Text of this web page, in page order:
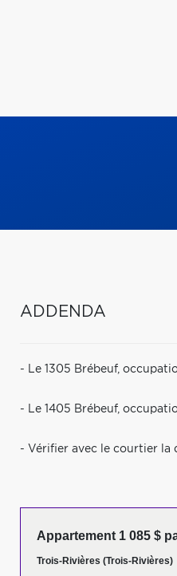
ADDENDA
- Le 1305 Brébeuf,
- Le 1405 Brébeuf,
- Vérifier avec le courtier la
Appartement 1 085 $
Trois-Rivières (Trois-Rivières)